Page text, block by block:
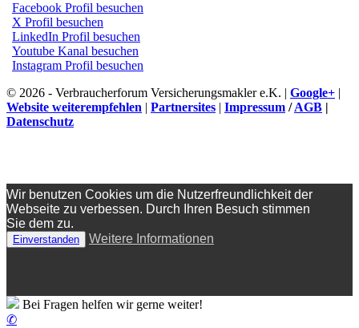
Facebook Profil besuchen
X Profil besuchen
LinkedIn Profil besuchen
Youtube Kanal besuchen
Instagram Profil besuchen
© 2026 - Verbraucherforum Versicherungsmakler e.K. | Google+ |
Website weiterempfehlen | Partnersites | Impressum /AGB |
Datenschutz
Wir benutzen Cookies um die Nutzerfreundlichkeit der
Webseite zu verbessen. Durch Ihren Besuch stimmen
Sie dem zu.
Einverstanden Weitere Informationen
Bei Fragen helfen wir gerne weiter!
✆